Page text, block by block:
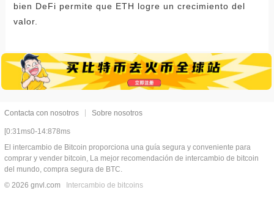
bien DeFi permite que ETH logre un crecimiento del
valor.
Contacta con nosotros Sobre nosotros
[0:31ms0-14:878ms
El intercambio de Bitcoin proporciona una guía segura y conveniente para
comprar y vender bitcoin, La mejor recomendación de intercambio de bitcoin
del mundo, compra segura de BTC.
© 2026 gnvl.com Intercambio de bitcoins